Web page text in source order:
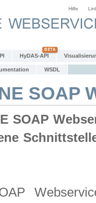
Hilfe
HyDAS-API
WSDL
SOAP
SOAP